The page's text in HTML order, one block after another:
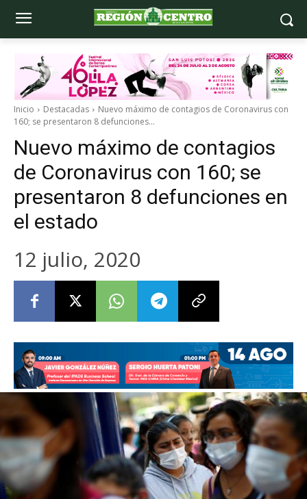
Inicio Destacadas
Nuevo máximo de contagios de Coronavirus con
160; se presentaron 8 defunciones...
Nuevo máximo de contagios
de Coronavirus con 160; se
presentaron 8 defunciones en
el estado
12 julio, 2020